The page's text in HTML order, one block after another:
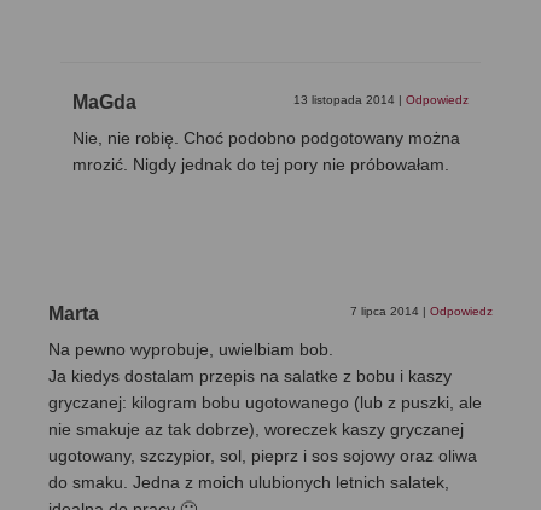
MaGda 13 listopada 2014 | Odpowiedz
Nie, nie robię. Choć podobno podgotowany można
mrozić. Nigdy jednak do tej pory nie próbowałam.
Marta 7 lipca 2014 | Odpowiedz
Na pewno wyprobuje, uwielbiam bob.
Ja kiedys dostalam przepis na salatke z bobu i kaszy
gryczanej: kilogram bobu ugotowanego (lub z puszki, ale
nie smakuje az tak dobrze), woreczek kaszy gryczanej
ugotowany, szczypior, sol, pieprz i sos sojowy oraz oliwa
do smaku. Jedna z moich ulubionych letnich salatek,